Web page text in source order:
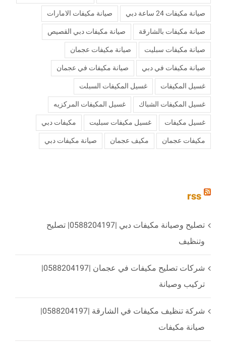
صيانة مكيفات 24 ساعة دبي صيانة مكيفات الامارات
صيانة مكيفات بالشارقة صيانة مكيفات دبي القصيص
صيانة مكيفات سبليت صيانة مكيفات عجمان
صيانة مكيفات في دبي صيانة مكيفات في عجمان
غسيل المكيفات غسيل المكيفات السبلت
غسيل المكيفات الشباك غسيل المكيفات المركزيه
غسيل مكيفات غسيل مكيفات سبليت مكيفات دبي
مكيفات عجمان مكيف عجمان ‏صيانة مكيفات دبي
rss
تصليح وصيانة مكيفات دبي |0588204197| تصليح
وتنظيف
شركات تصليح مكيفات في عجمان |0588204197|
تركيب وصيانة
شركة تنظيف مكيفات في الشارقة |0588204197|
صيانة مكيفات